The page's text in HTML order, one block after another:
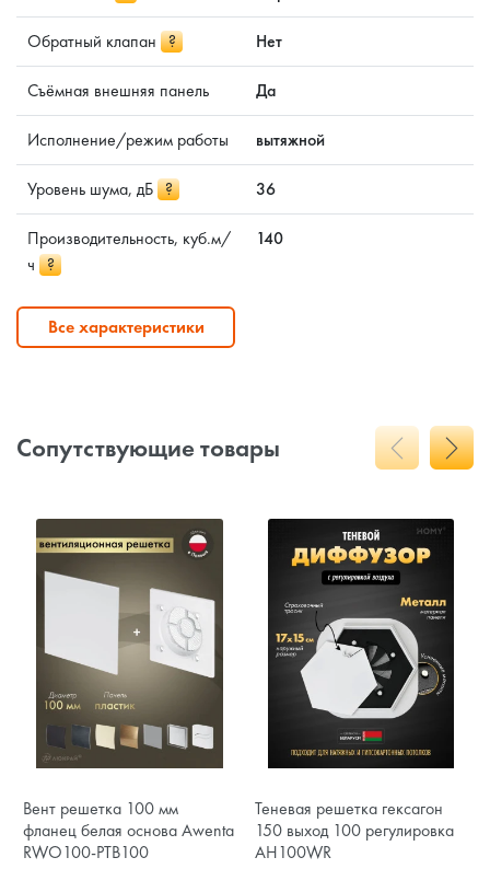
Обратный клапан ? Нет
Съёмная внешняя панель Да
Исполнение/режим работы вытяжной
Уровень шума, дБ ? 36
Производительность, куб.м/
ч ?
140
Все характеристики
Сопутствующие товары
Вент решетка 100 мм
фланец белая основа Awenta
RWO100-PTB100
Теневая решетка гексагон
150 выход 100 регулировка
AH100WR